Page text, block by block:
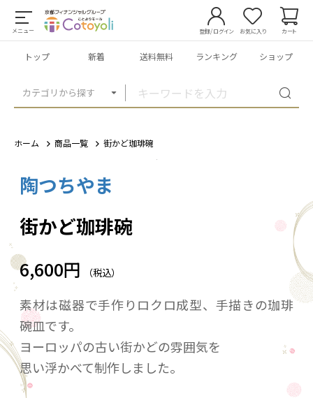
メニュー
カテゴリから探す
登録/ログイン お気に入り カート
トップ 新着 送料無料 ランキング ショップ
ホーム 商品一覧 街かど珈琲碗
陶つちやま
街かど珈琲碗
6,600円 （税込）
素材は磁器で手作りロクロ成型、手描きの珈琲
碗皿です。
ヨーロッパの古い街かどの雰囲気を
思い浮かべて制作しました。